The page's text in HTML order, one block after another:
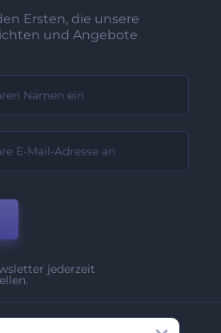
Ersten, die unsere
und Angebote
jederzeit